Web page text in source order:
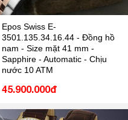
Epos Swiss E-
3501.135.34.16.44 - Đồng hồ
nam - Size mặt 41 mm -
Sapphire - Automatic - Chịu
nước 10 ATM
45.900.000đ